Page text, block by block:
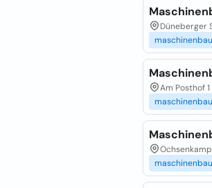
Düneberger
maschinenbau
Am Posthof
maschinenbau
maschinenbau